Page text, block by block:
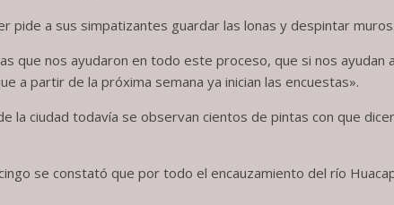
pide a sus simpatizantes guardar las lonas y despintar muros.
nos ayudaron en todo este proceso, que si nos ayudan
a partir de la próxima semana ya inician las encuestas».
la ciudad todavía se observan cientos de pintas con que
se constató que por todo el encauzamiento del río